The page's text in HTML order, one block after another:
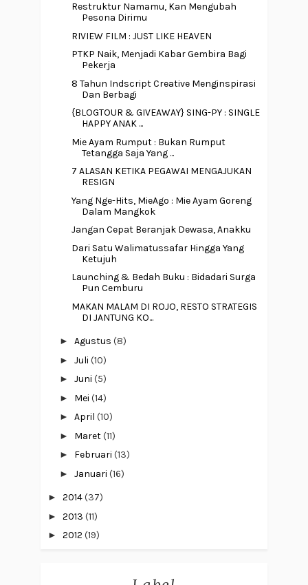
Restruktur Namamu, Kan Mengubah
Pesona Dirimu
RIVIEW FILM : JUST LIKE HEAVEN
PTKP Naik, Menjadi Kabar Gembira Bagi
Pekerja
8 Tahun Indscript Creative Menginspirasi
Dan Berbagi
{BLOGTOUR & GIVEAWAY} SING-PY : SINGLE
HAPPY ANAK ...
Mie Ayam Rumput : Bukan Rumput
Tetangga Saja Yang ...
7 ALASAN KETIKA PEGAWAI MENGAJUKAN
RESIGN
Yang Nge-Hits, MieAgo : Mie Ayam Goreng
Dalam Mangkok
Jangan Cepat Beranjak Dewasa, Anakku
Dari Satu Walimatussafar Hingga Yang
Ketujuh
Launching & Bedah Buku : Bidadari Surga
Pun Cemburu
MAKAN MALAM DI ROJO, RESTO STRATEGIS
DI JANTUNG KO...
► Agustus (8)
► Juli (10)
► Juni (5)
► Mei (14)
► April (10)
► Maret(11)
► Februari (13)
► Januari (16)
► 2014(37)
► 2013 (11)
► 2012 (19)